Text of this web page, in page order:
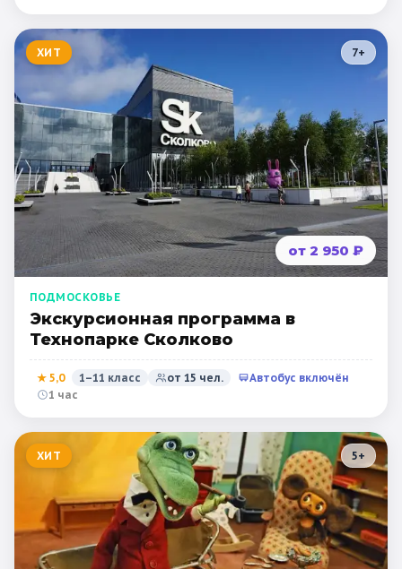
Санкт-Петербург
Золотое кольцо
ХИТ 7+
от 2 950 ₽
ПОДМОСКОВЬЕ
Экскурсионная программа в
Технопарке Сколково
★ 5,0 1–11 класс от 15 чел.
Автобус включён
1 час
ХИТ 5+